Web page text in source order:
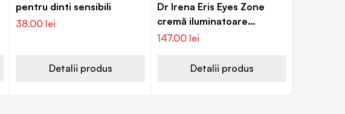
pentru dinti sensibili
38.00 lei
Detalii produs
Dr Irena Eris Eyes Zone
cremă iluminatoare
împotriva cearcănelor și a
147.00 lei
Detalii produs